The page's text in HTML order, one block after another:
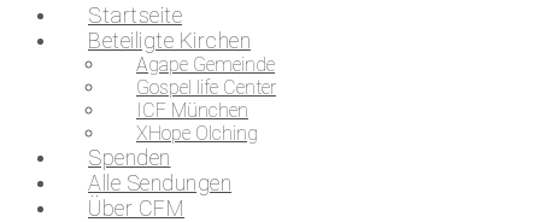
Startseite
Beteiligte Kirchen
Agape Gemeinde
Gospel life Center
ICF München
XHope Olching
Spenden
Alle Sendungen
Über CFM